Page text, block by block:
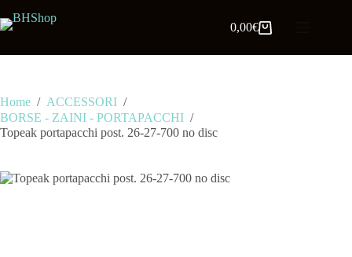
0,00€
Home / ACCESSORI /
BORSE - ZAINI - PORTAPACCHI /
Topeak portapacchi post. 26-27-700 no disc